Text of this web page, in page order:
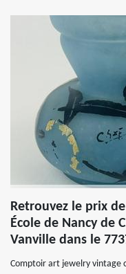
Retrouvez le prix
École de Nancy de
Vanville dans le
Comptoir art jewelry vintage